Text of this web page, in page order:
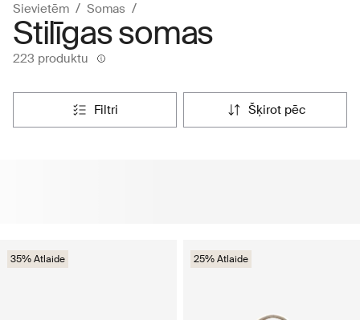
Sievietēm Somas
Stilīgas somas
223 produktu
filtri šķirot pēc
35% Atlaide 25% Atlaide